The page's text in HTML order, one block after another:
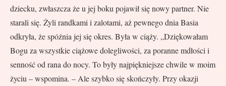
dziecku, zwłaszcza że u jej boku pojawił się nowy partner. Nie
starali się. Żyli randkami i zalotami, aż pewnego dnia Basia
odkryła, że spóźnia jej się okres. Była w ciąży. „Dziękowałam
Bogu za wszystkie ciążowe dolegliwości, za poranne mdłości i
senność od rana do nocy. To były najpiękniejsze chwile w moim
życiu – wspomina. – Ale szybko się skończyły. Przy okazji